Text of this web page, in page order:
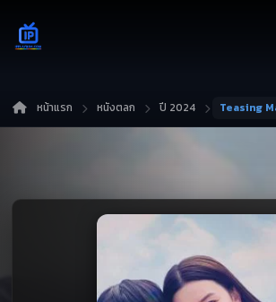
หน้าแรก หนังตลก ปี 2024